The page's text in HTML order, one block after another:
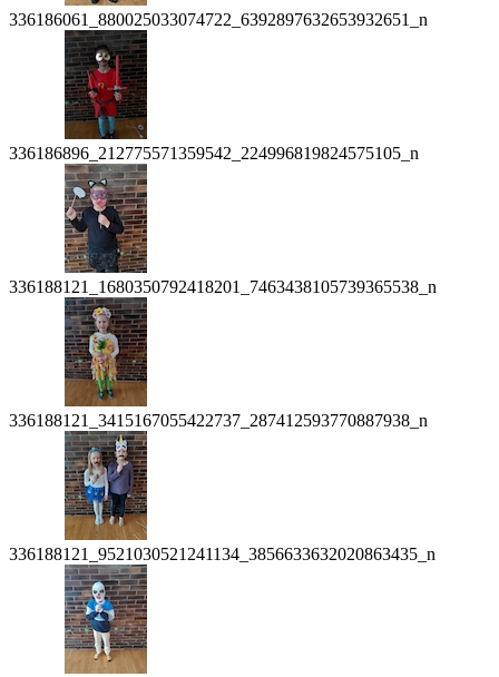
336186061_880025033074722_6392897632653932651_n
336186896_212775571359542_224996819824575105_n
336188121_1680350792418201_7463438105739365538_n
336188121_3415167055422737_287412593770887938_n
336188121_9521030521241134_3856633632020863435_n